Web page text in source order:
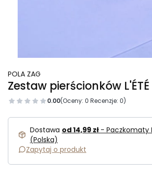
POLA ZAG
Zestaw pierścionków L'ÉTÉ
0.00(Oceny: 0 Recenzje: 0)
Dostawa od 14,99 zł - Paczkomaty
(Polska)
Zapytaj o produkt